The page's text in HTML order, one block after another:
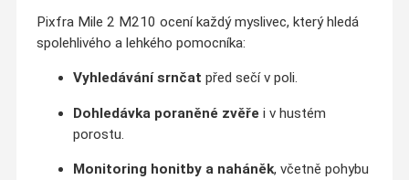
Pixfra Mile 2 M210 ocení každý myslivec, který hledá
spolehlivého a lehkého pomocníka:
Vyhledávání srnčat před sečí v poli.
Dohledávka poraněné zvěře i v hustém
porostu.
Monitoring honitby a naháněk, včetně pohybu